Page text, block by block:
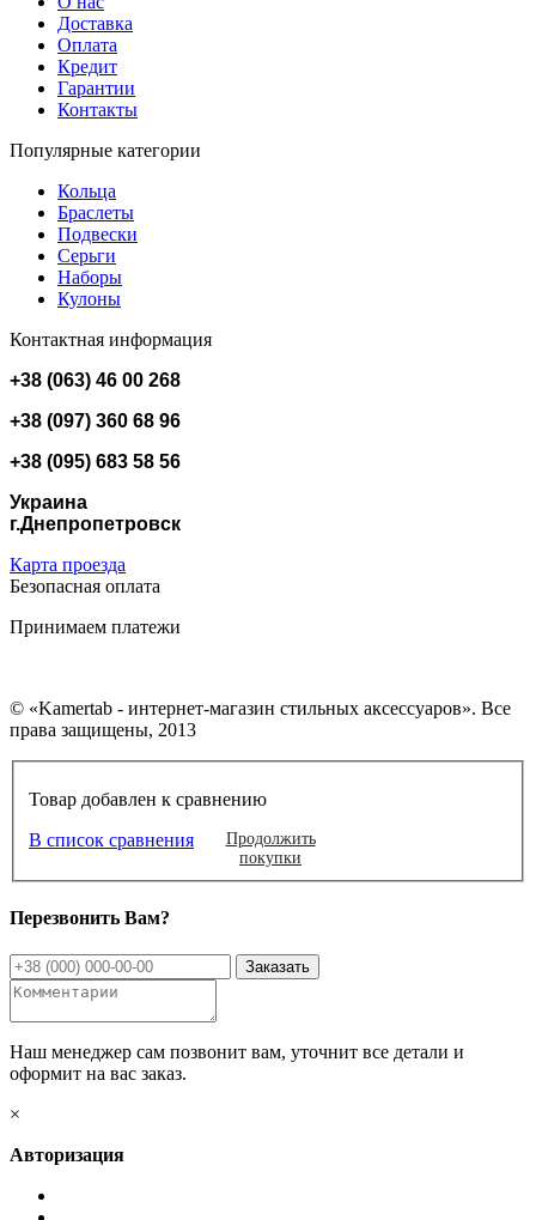
Доставка
Оплата
Кредит
Гарантии
Контакты
Популярные категории
Кольца
Браслеты
Подвески
Серьги
Наборы
Кулоны
Контактная информация
+38 (063) 46 00 268
+38 (097) 360 68 96
+38 (095) 683 58 56
Украина
г.Днепропетровск
Карта проезда
Безопасная оплата
Принимаем платежи
© «Kamertab - интернет-магазин стильных аксессуаров». Все
права защищены, 2013
Товар добавлен к сравнению
В список сравнения
Продолжить
покупки
Перезвонить Вам?
Наш менеджер сам позвонит вам, уточнит все детали и
оформит на вас заказ.
×
Авторизация